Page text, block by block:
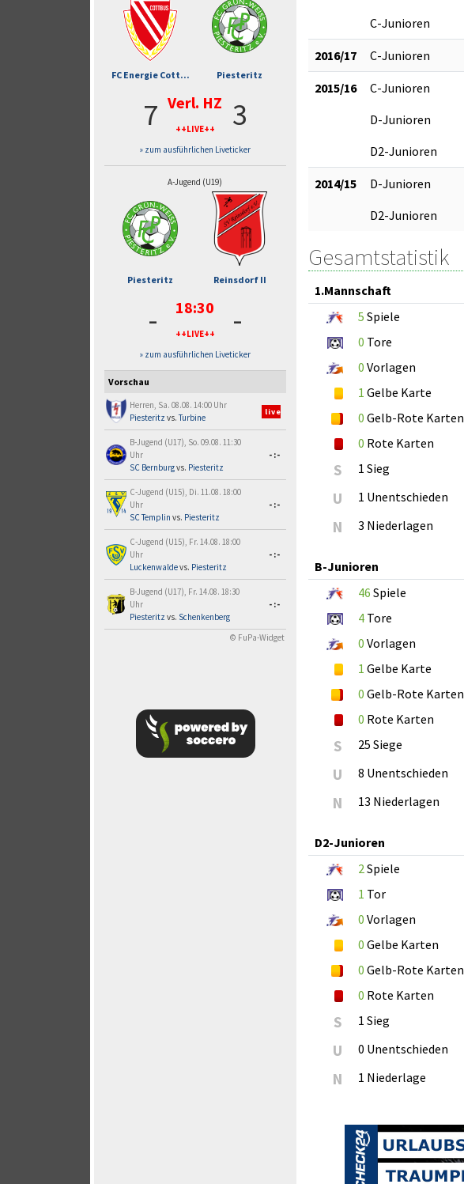
FC Energie Cott... Piesteritz
7 Verl. HZ
++LIVE++ 3
» zum ausführlichen Liveticker
A-Jugend (U19)
Piesteritz Reinsdorf II
- 18:30
++LIVE++ -
» zum ausführlichen Liveticker
Vorschau
Herren, Sa. 08.08. 14:00 Uhr
Piesteritz vs.Turbine
live
B-Jugend (U17), So. 09.08. 11:30
Uhr
SC Bernburgvs. Piesteritz
-:-
C-Jugend (U15), Di. 11.08. 18:00
Uhr
SC Templin vs. Piesteritz
-:-
C-Jugend (U15), Fr. 14.08. 18:00
Uhr
Luckenwaldevs. Piesteritz
-:-
B-Jugend (U17), Fr. 14.08. 18:30
Uhr
Piesteritz vs. Schenkenberg
-:-
© FuPa-Widget
C-Junioren
2016/17 C-Junioren
2015/16 C-Junioren
D-Junioren
D2-Junioren
2014/15 D-Junioren
D2-Junioren
Gesamtstatistik
1.Mannschaft
5 Spiele
0 Tore
0 Vorlagen
1 Gelbe Karte
0 Gelb-Rote Karten
0 Rote Karten
S 1 Sieg
U 1 Unentschieden
N 3 Niederlagen
B-Junioren
46 Spiele
4 Tore
0 Vorlagen
1 Gelbe Karte
0 Gelb-Rote Karten
0 Rote Karten
S 25 Siege
U 8 Unentschieden
N 13 Niederlagen
D2-Junioren
2 Spiele
1 Tor
0 Vorlagen
0 Gelbe Karten
0 Gelb-Rote Karten
0 Rote Karten
S 1 Sieg
U 0 Unentschieden
N 1 Niederlage